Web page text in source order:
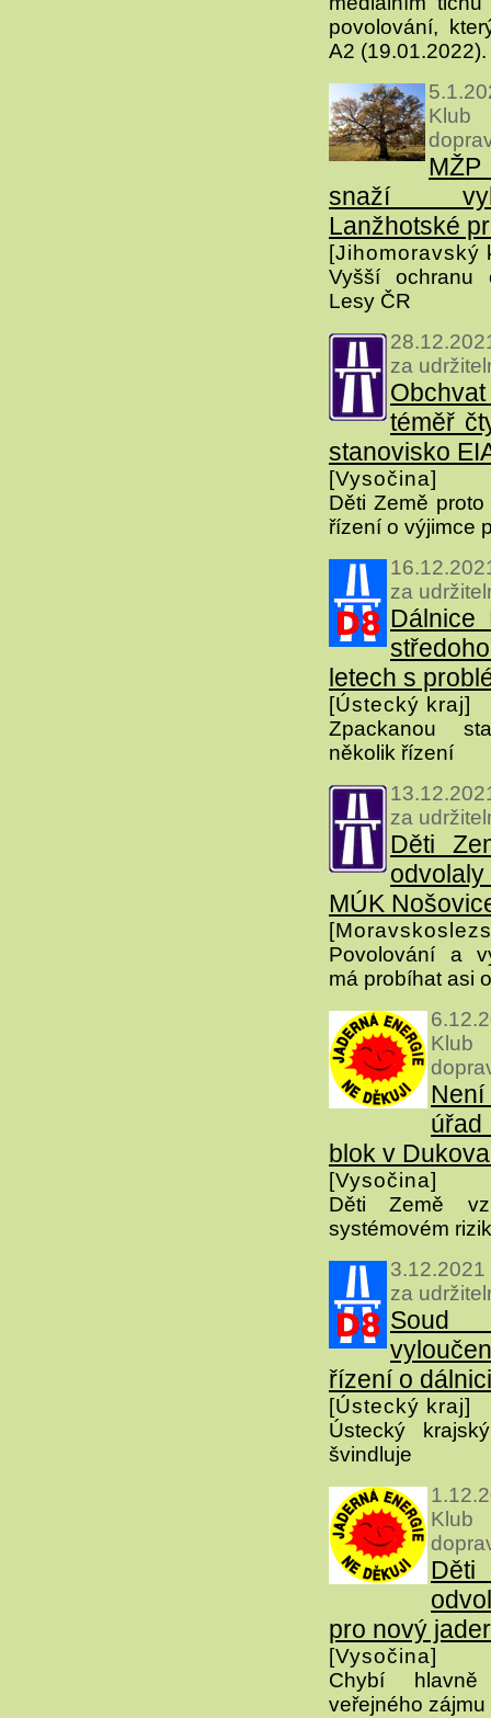
povolování,
A2 (19.01.2022).
snaží
Lanžhotské
[Jihomoravský
Vyšší ochranu
Lesy ČR
za
téměř
stanovisko
[Vysočina]
Děti Země
řízení o výjimce
za
Dálnice
letech s
[Ústecký kraj]
Zpackanou
několik řízení
za
Děti
MÚK
Povolování a
má probíhat asi
blok v
[Vysočina]
Děti Země
systémovém
za
Soud
řízení o
[Ústecký kraj]
Ústecký
švindluje
pro nový
[Vysočina]
Chybí
veřejného